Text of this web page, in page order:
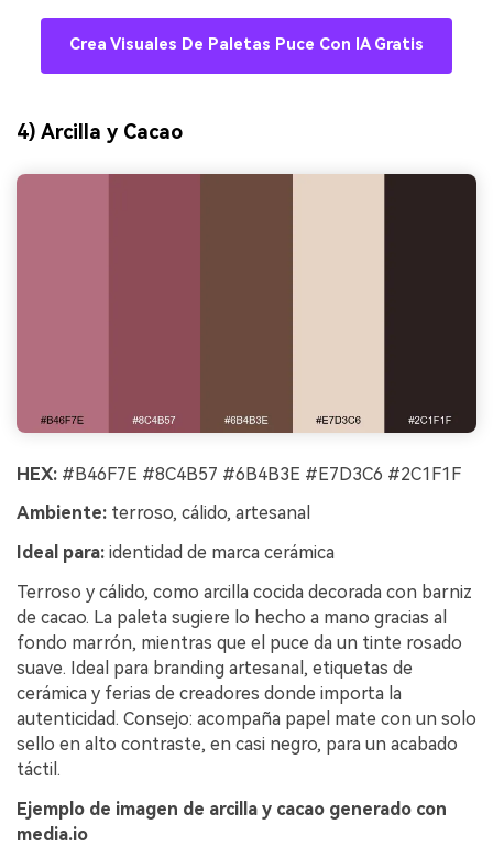
Crea Visuales De Paletas Puce Con IA Gratis
4) Arcilla y Cacao
HEX: #B46F7E #8C4B57 #6B4B3E #E7D3C6 #2C1F1F
Ambiente: terroso, cálido, artesanal
Ideal para: identidad de marca cerámica
Terroso y cálido, como arcilla cocida decorada con barniz
de cacao. La paleta sugiere lo hecho a mano gracias al
fondo marrón, mientras que el puce da un tinte rosado
suave. Ideal para branding artesanal, etiquetas de
cerámica y ferias de creadores donde importa la
autenticidad. Consejo: acompaña papel mate con un solo
sello en alto contraste, en casi negro, para un acabado
táctil.
Ejemplo de imagen de arcilla y cacao generado con
media.io